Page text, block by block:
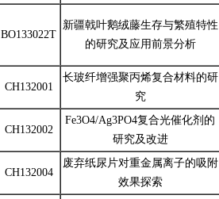
BO133022T
新疆戟叶鹅绒藤生存与繁殖特性
的研究及应用前景分析
CH132001
长玻纤增强聚丙烯复合材料的研
究
CH132002
Fe3O4/Ag3PO4复合光催化剂的
研究及改进
CH132004
废弃纸尿片对重金属离子的吸附
效果探索